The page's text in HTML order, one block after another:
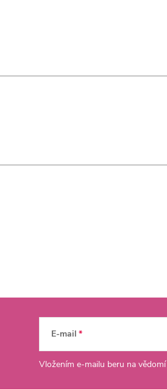
E-mail
Vložením e-mailu beru na vědomí